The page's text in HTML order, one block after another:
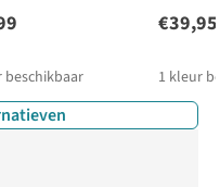
beschikbaar
€39,95
1 kleur